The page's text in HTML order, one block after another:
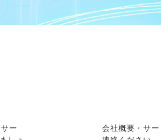
ー
会社概要・サ